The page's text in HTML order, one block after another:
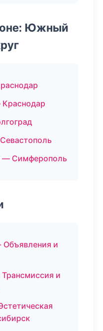
Южный
— Симферополь
Объявления и
и